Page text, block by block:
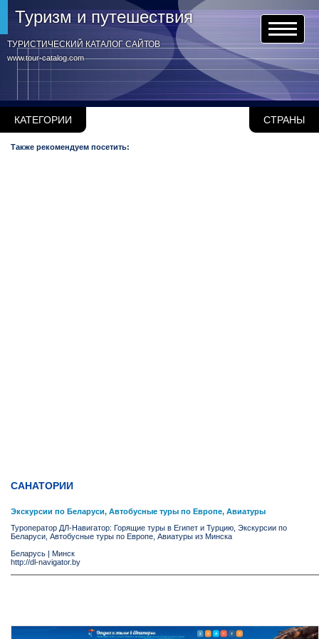
www.tour-catalog.com
Туризм и путешествия
ТУРИСТИЧЕСКИЙ КАТАЛОГ САЙТОВ
КАТЕГОРИИ СТРАНЫ
Также рекомендуем посетить:
САНАТОРИИ
Экскурсии по Беларуси, Автобусные туры по Европе, Авиатуры
Туроператор ДЛ-Навигатор: Горящие туры в Египет и Турцию, Экскурсии по
Беларуси, Автобусные туры по Европе, Авиатуры из Минска
Беларусь | Минск
http://dl-navigator.by